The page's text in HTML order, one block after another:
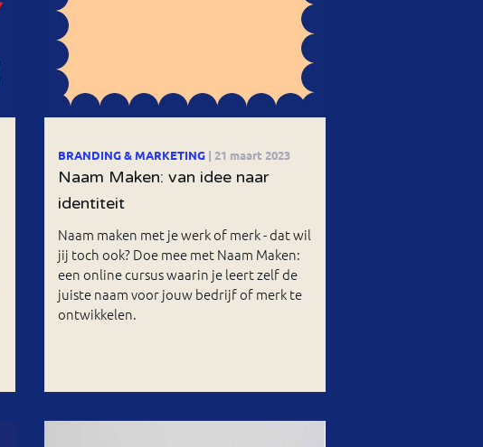
BRANDING & MARKETING | 21 maart 2023
Naam Maken: van idee naar
identiteit
Naam maken met je werk of merk - dat wil
jij toch ook? Doe mee met Naam Maken:
een online cursus waarin je leert zelf de
juiste naam voor jouw bedrijf of merk te
ontwikkelen.